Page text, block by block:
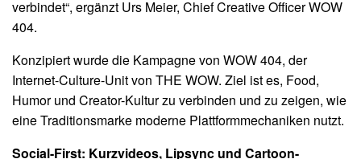
verbindet“, ergänzt Urs Meier, Chief Creative Officer WOW
404.
Konzipiert wurde die Kampagne von WOW 404, der
Internet-Culture-Unit von THE WOW. Ziel ist es, Food,
Humor und Creator-Kultur zu verbinden und zu zeigen, wie
eine Traditionsmarke moderne Plattformmechaniken nutzt.
Social-First: Kurzvideos, Lipsync und Cartoon-